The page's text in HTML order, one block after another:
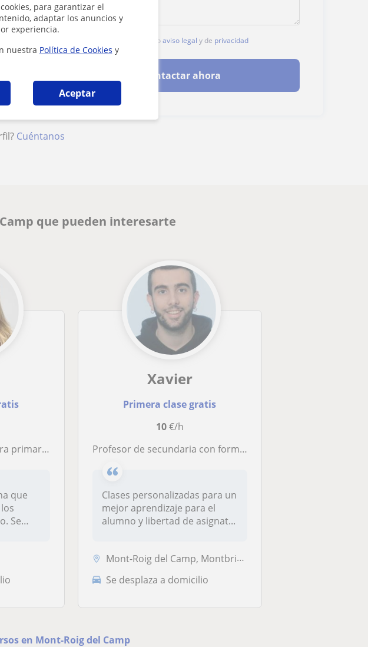
para garantizar el
adaptar los anuncios y
experiencia.
nuestra Política de Cookies y
Aceptar
Al hacer clic, aceptas nuestroaviso legal y de privacidad
Contactar ahora
Cuéntanos
que pueden interesarte
y bachillerato
que
Se
Xavier
Primera clase gratis
10€/h
Profesor de secundaria con formación especifica en las asignaturas de historia, geografía y catalán.
Clases personalizadas para un
mejor aprendizaje para el
alumno y libertad de asignat...
Mont-Roig del Camp, Montbrió del Camp, Riudecanyes, Vilanova D'Escorna...
Se desplaza a domicilio
en Mont-Roig del Camp